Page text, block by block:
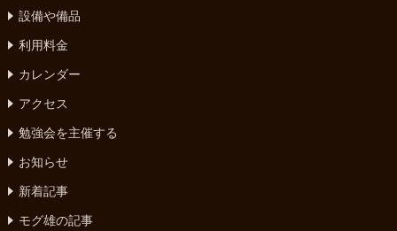
設備や備品
利用料金
カレンダー
アクセス
勉強会を主催する
お知らせ
新着記事
モグ雄の記事